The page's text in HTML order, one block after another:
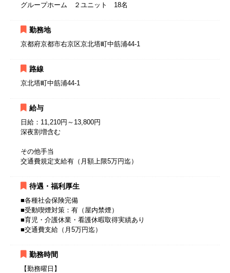
グループホーム ２ユニット 18名
勤務地
京都府京都市右京区京北塔町中筋浦44-1
路線
京北塔町中筋浦44-1
給与
日給：11,210円～13,800円
深夜割増含む
その他手当
交通費規定支給有（月額上限5万円迄）
待遇・福利厚生
■各種社会保険完備
■受動喫煙対策：有（屋内禁煙）
■育児・介護休業・看護休暇取得実績あり
■交通費支給（月5万円迄）
勤務時間
【勤務曜日】